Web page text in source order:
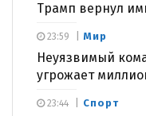
Трамп вернул
Мир
Неуязвимый
угрожает
23:59
Спорт
23:44